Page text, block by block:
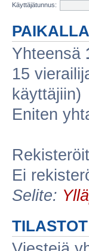
Käyttäjätunnus:
Yhteensä
15
käyttäjiin)
Eniten
Ei
Selite:
TILASTOT